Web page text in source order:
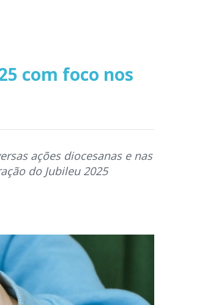
com foco nos
ações diocesanas e nas
do Jubileu 2025